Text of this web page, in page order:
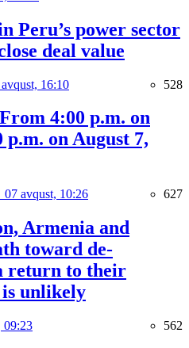
Peru’s power sector
deal value
16:10 528
4:00 p.m. on
p.m. on August 7,
07 avqust, 10:26 627
Armenia and
toward de-
return to their
unlikely
09:23 562